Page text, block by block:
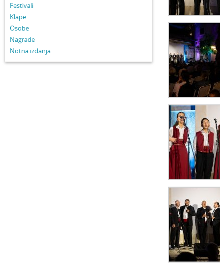
Festivali
Klape
Osobe
Nagrade
Notna izdanja